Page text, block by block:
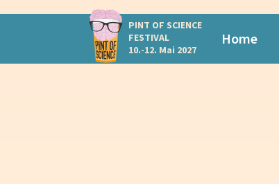
PINT OF SCIENCE
FESTIVAL
10.-12. Mai 2027
Home